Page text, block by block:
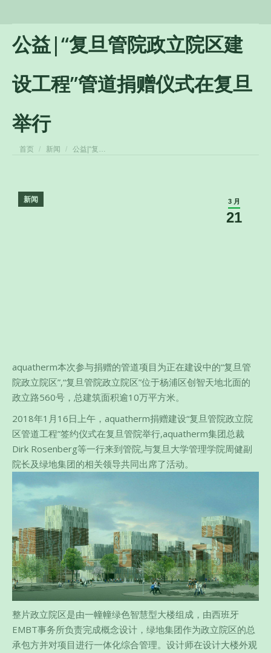
公益|“复旦管院政立院区建
设工程”管道捐赠仪式在复旦
举行
您在这里：
首页 新闻 公益|“复…
3 月
21
新闻
aquatherm本次参与捐赠的管道项目为正在建设中的“复旦管
院政立院区”,“复旦管院政立院区”位于杨浦区创智天地北面的
政立路560号，总建筑面积逾10万平方米。
2018年1月16日上午，aquatherm捐赠建设“复旦管院政立院
区管道工程”签约仪式在复旦管院举行,aquatherm集团总裁
Dirk Rosenberg等一行来到管院,与复旦大学管理学院周健副
院长及绿地集团的相关领导共同出席了活动。
整片政立院区是由一幢幢绿色智慧型大楼组成，由西班牙
EMBT事务所负责完成概念设计，绿地集团作为政立院区的总
承包方并对项目进行一体化综合管理。设计师在设计大楼外观